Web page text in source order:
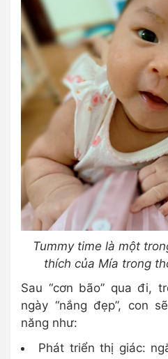
Tummy time là một
thích của Mía trong
Sau “cơn bão” qua đi,
ngày “nắng đẹp”, con
năng như:
Phát triển thị giác: